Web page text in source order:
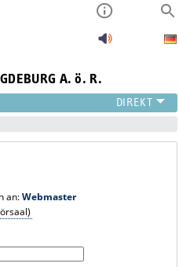
A. ö. R.
an:Webmaster